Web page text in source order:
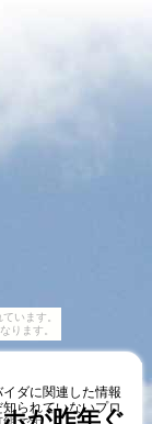
います。
ります。
ダに関連した情報
られていないプロ